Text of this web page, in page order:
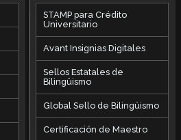
STAMP para Crédito
Universitario
Avant Insignias Digitales
Sellos Estatales de
Bilingüismo
Global Sello de Bilingüismo
Certificación de Maestro